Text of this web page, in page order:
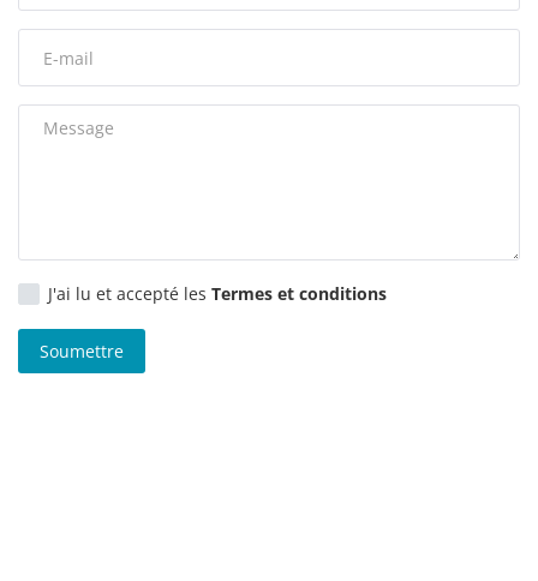
J'ai lu et accepté lesTermes et conditions
Soumettre